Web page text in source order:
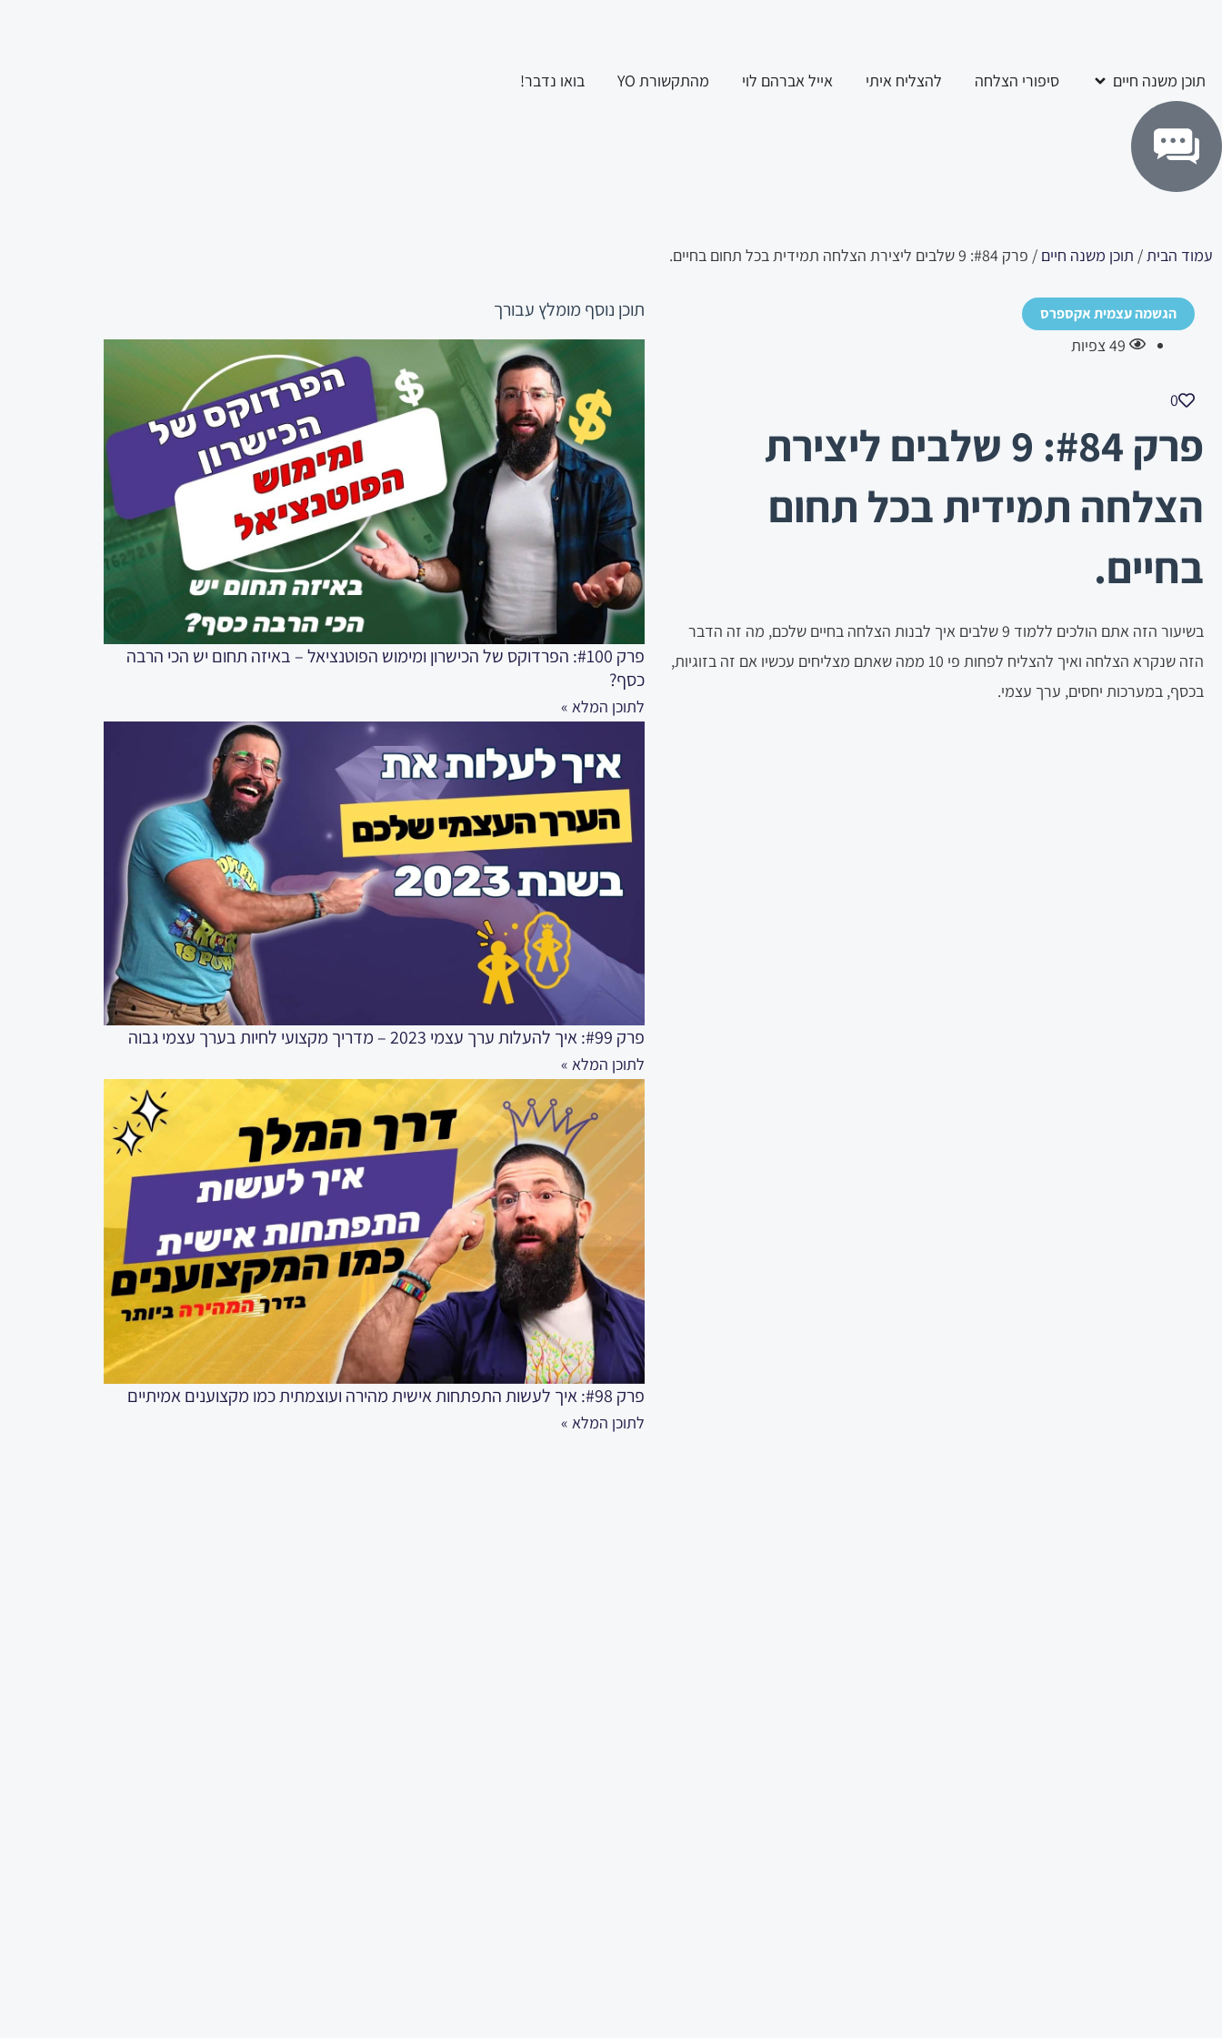
תוכן משנה חיים פתח תוכן משנה חיים
סיפורי הצלחה להצליח איתי אייל אברהם לוי מהתקשורת YO בואו נדבר!
עמוד הבית/ תוכן משנה חיים / פרק #84: 9 שלבים ליצירת הצלחה תמידית בכל תחום בחיים.
הגשמה עצמית אקספרס
49צפיות
0
פרק #84: 9 שלבים ליצירת
הצלחה תמידית בכל תחום
בחיים.
בשיעור הזה אתם הולכים ללמוד 9 שלבים איך לבנות הצלחה בחיים שלכם, מה זה הדבר
הזה שנקרא הצלחה ואיך להצליח לפחות פי 10 ממה שאתם מצליחים עכשיו אם זה בזוגיות,
בכסף, במערכות יחסים, ערך עצמי.
תוכן נוסף מומלץ עבורך
פרק #100: הפרדוקס של הכישרון ומימוש הפוטנציאל – באיזה תחום יש הכי הרבה
כסף?
לתוכן המלא »
פרק #99: איך להעלות ערך עצמי 2023 – מדריך מקצועי לחיות בערך עצמי גבוה
לתוכן המלא »
פרק #98: איך לעשות התפתחות אישית מהירה ועוצמתית כמו מקצוענים אמיתיים
לתוכן המלא »